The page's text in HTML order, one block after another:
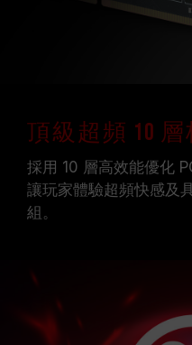
頂級超頻 10 層
採用 10 層高效能優化
讓玩家體驗超頻快感及
組。